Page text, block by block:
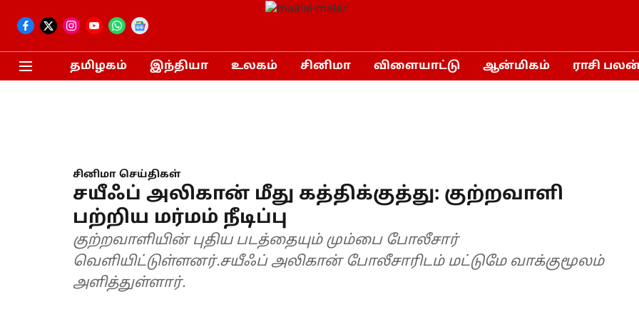
தமிழகம் இந்தியா உலகம் சினிமா விளையாட்டு ஆன்மிகம் ராசி
சினிமா செய்திகள்
சயீஃப் அலிகான் மீது கத்திக்குத்து: குற்றவாளி
பற்றிய மர்மம் நீடிப்பு
குற்றவாளியின் புதிய படத்தையும் மும்பை போலீசார்
வெளியிட்டுள்ளனர்.சயீஃப் அலிகான் போலீசாரிடம் மட்டுமே வாக்குமூலம்
அளித்துள்ளார்.